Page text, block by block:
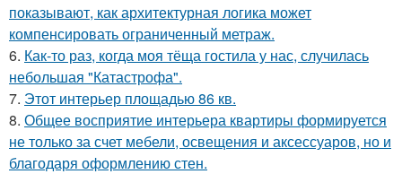
показывают, как архитектурная логика может
компенсировать ограниченный метраж.
6. Как-то раз, когда моя тёща гостила у нас, случилась
небольшая "Катастрофа".
7. Этот интерьер площадью 86 кв.
8. Общее восприятие интерьера квартиры формируется
не только за счет мебели, освещения и аксессуаров, но и
благодаря оформлению стен.